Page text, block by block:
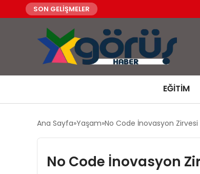
SON GELİŞMELER
EĞITIM
Ana Sayfa Yaşam No Code İnovasyon Zirvesi
No Code İnovasyon